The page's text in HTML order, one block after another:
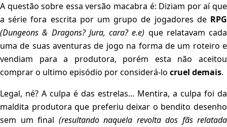
A questão sobre essa versão macabra é: Diziam por aí que
a série fora escrita por um grupo de jogadores de RPG
(Dungeons & Dragons? Jura, cara? e.e) que relatavam cada
uma de suas aventuras de jogo na forma de um roteiro e
vendiam para a produtora, porém esta não aceitou
comprar o ultimo episódio por considerá-lo cruel demais.
Legal, né? A culpa é das estrelas... Mentira, a culpa foi da
maldita produtora que preferiu deixar o bendito desenho
sem um final (resultando naquela revolta dos fãs relatada